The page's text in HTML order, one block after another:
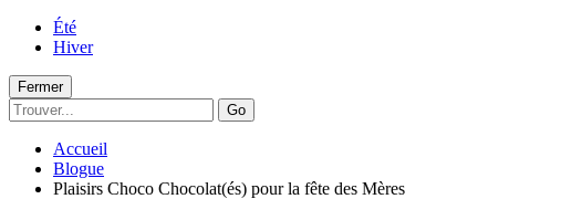
Été
Hiver
Fermer
Go
Accueil
Blogue
Plaisirs Choco Chocolat(és) pour la fête des Mères